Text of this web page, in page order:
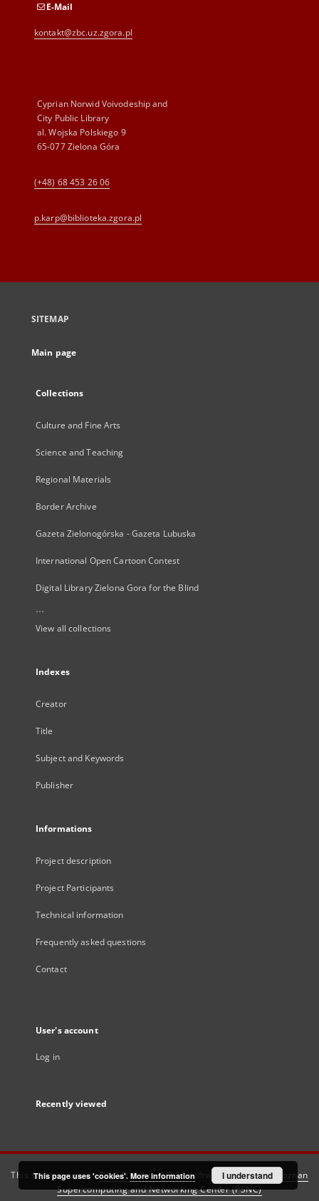
E-Mail
kontakt@zbc.uz.zgora.pl
Cyprian Norwid Voivodeship and
City Public Library
al. Wojska Polskiego 9
65-077 Zielona Góra
(+48) 68 453 26 06
p.karp@biblioteka.zgora.pl
SITEMAP
Main page
Collections
Culture and Fine Arts
Science and Teaching
Regional Materials
Border Archive
Gazeta Zielonogórska - Gazeta Lubuska
International Open Cartoon Contest
Digital Library Zielona Gora for the Blind
...
View all collections
Indexes
Creator
Title
Subject and Keywords
Publisher
Informations
Project description
Project Participants
Technical information
Frequently asked questions
Contact
User's account
Log in
Recently viewed
This service runs onDInGO dLibra 6.3.21software created by
Poznan
Supercomputing and Networking Center (PSNC)
This page uses 'cookies'. More information I understand